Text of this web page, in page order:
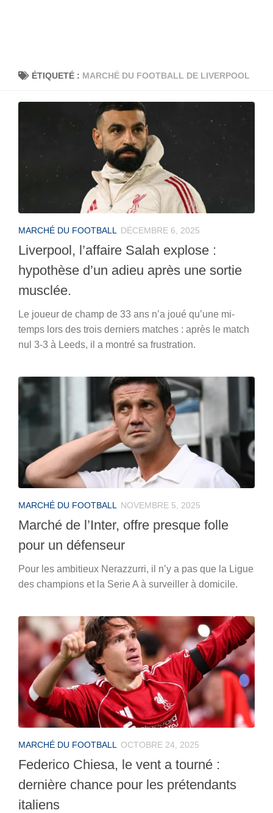
ÉTIQUETÉ : MARCHÉ DU FOOTBALL DE LIVERPOOL
MARCHÉ DU FOOTBALL DÉCEMBRE 6, 2025
Liverpool, l’affaire Salah explose :
hypothèse d’un adieu après une sortie
musclée.
Le joueur de champ de 33 ans n’a joué qu’une mi-
temps lors des trois derniers matches : après le match
nul 3-3 à Leeds, il a montré sa frustration.
MARCHÉ DU FOOTBALL NOVEMBRE 5, 2025
Marché de l’Inter, offre presque folle
pour un défenseur
Pour les ambitieux Nerazzurri, il n’y a pas que la Ligue
des champions et la Serie A à surveiller à domicile.
MARCHÉ DU FOOTBALL OCTOBRE 24, 2025
Federico Chiesa, le vent a tourné :
dernière chance pour les prétendants
italiens